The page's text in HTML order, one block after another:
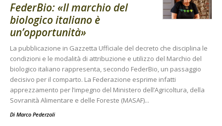
FederBio: «Il marchio del
biologico italiano è
un’opportunità»
La pubblicazione in Gazzetta Ufficiale del decreto che disciplina le
condizioni e le modalità di attribuzione e utilizzo del Marchio del
biologico italiano rappresenta, secondo FederBio, un passaggio
decisivo per il comparto. La Federazione esprime infatti
apprezzamento per l’impegno del Ministero dell’Agricoltura, della
Sovranità Alimentare e delle Foreste (MASAF)...
Di Marco Pederzoli